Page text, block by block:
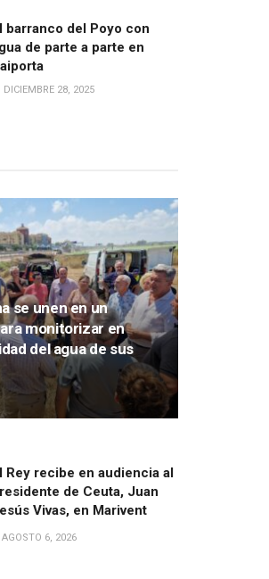
barranco del Poyo con
de parte a parte en
DICIEMBRE 28, 2025
se unen en un
monitorizar en
del agua de sus
Rey recibe en audiencia al
de Ceuta, Juan
Vivas, en Marivent
AGOSTO 6, 2026